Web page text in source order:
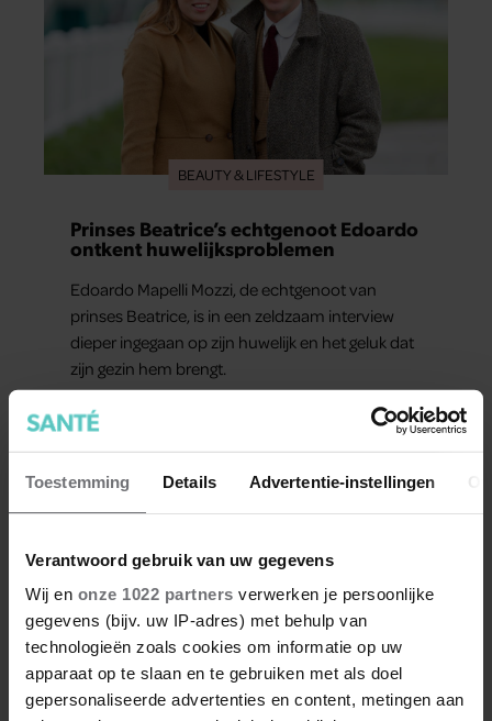
Toestemming Details Advertentie-instellingen
Verantwoord gebruik van uw gegevens
Wij en onze 1022 partners verwerken je persoonlijke
gegevens (bijv. uw IP-adres) met behulp van
technologieën zoals cookies om informatie op uw
apparaat op te slaan en te gebruiken met als doel
gepersonaliseerde advertenties en content, metingen aan
BEAUTY & LIFESTYLE
Prinses Beatrice’s echtgenoot Edoardo
ontkent huwelijksproblemen
Edoardo Mapelli Mozzi, de echtgenoot van
prinses Beatrice, is in een zeldzaam interview
dieper ingegaan op zijn huwelijk en het geluk dat
zijn gezin hem brengt.
BEAUTY & LIFESTYLE